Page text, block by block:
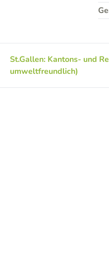
St.Gallen: Kantons- und
umweltfreundlich)